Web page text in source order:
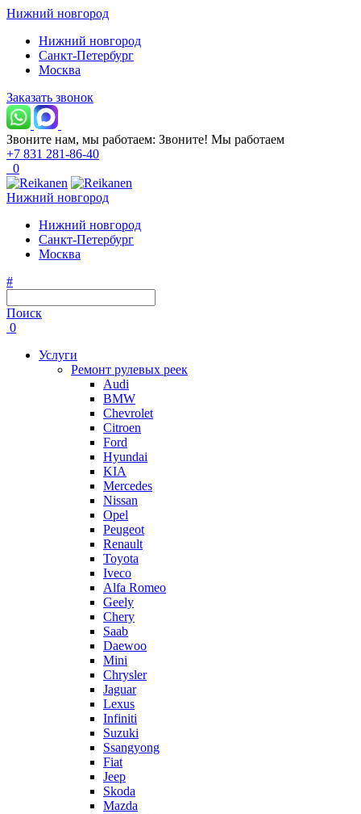
Нижний новгород
Нижний новгород
Санкт-Петербург
Москва
Заказать звонок
Звоните нам, мы работаем: Звоните! Мы работаем
+7 831 281-86-40
0
Нижний новгород
Нижний новгород
Санкт-Петербург
Москва
#
Поиск
0
Услуги
Ремонт рулевых реек
Audi
BMW
Chevrolet
Citroen
Ford
Hyundai
KIA
Mercedes
Nissan
Opel
Peugeot
Renault
Toyota
Iveco
Alfa Romeo
Geely
Chery
Saab
Daewoo
Mini
Chrysler
Jaguar
Lexus
Infiniti
Suzuki
Ssangyong
Fiat
Jeep
Skoda
Mazda